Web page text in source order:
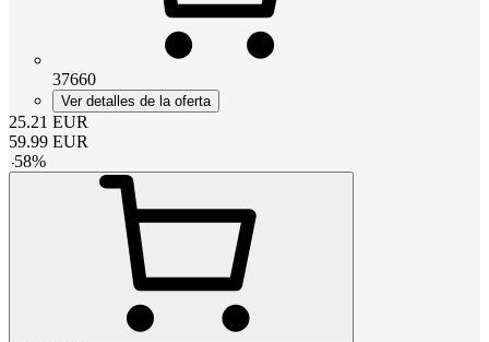
37660
Ver detalles de la oferta
25.21 EUR
59.99 EUR
-58%